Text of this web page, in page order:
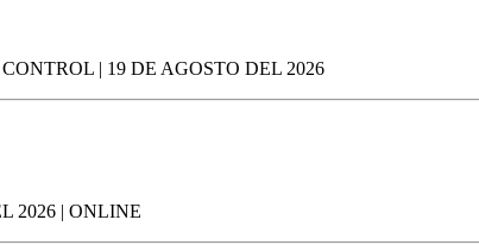
| 19 DE AGOSTO DEL 2026
2026 | ONLINE